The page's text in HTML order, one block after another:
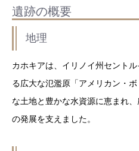
遺跡の概要
地理
カホキアは、イリノイ州セント
る広大な氾濫原「アメリカン・
な土地と豊かな水資源に恵まれ
の発展を支えました。